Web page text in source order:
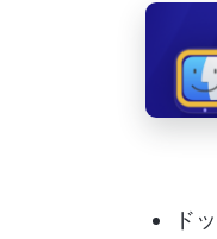
ド